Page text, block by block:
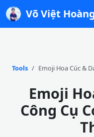
Võ Việt Hoàng
Tools Emoji Hoa Cúc &
Emoji
Công Cụ